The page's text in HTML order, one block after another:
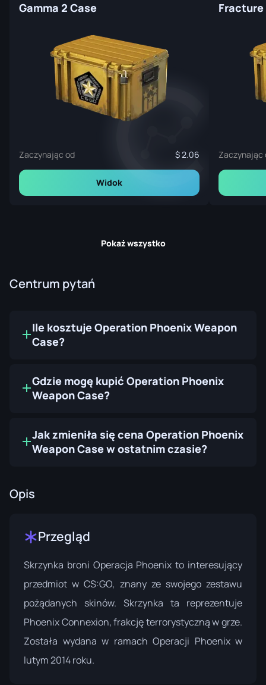
Gamma 2 Case
Zaczynając od 2.06
Widok
Fracture
Zaczynając
Pokaż wszystko
Centrum pytań
Ile kosztuje Operation Phoenix Weapon
Case?
Gdzie mogę kupić Operation Phoenix
Weapon Case?
Jak zmieniła się cena Operation Phoenix
Weapon Case w ostatnim czasie?
Opis
Przegląd
Skrzynka broni Operacja Phoenix to interesujący
przedmiot w CS:GO, znany ze swojego zestawu
pożądanych skinów. Skrzynka ta reprezentuje
Phoenix Connexion, frakcję terrorystyczną w grze.
Została wydana w ramach Operacji Phoenixw
lutym 2014 roku.